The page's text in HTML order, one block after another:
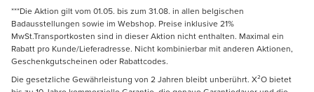
***Die Aktion gilt vom 01.05. bis zum 31.08. in allen belgischen
Badausstellungen sowie im Webshop. Preise inklusive 21%
MwSt.Transportkosten sind in dieser Aktion nicht enthalten. Maximal ein
Rabatt pro Kunde/Lieferadresse. Nicht kombinierbar mit anderen Aktionen,
Geschenkgutscheinen oder Rabattcodes.
Die gesetzliche Gewährleistung von 2 Jahren bleibt unberührt. X²O bietet